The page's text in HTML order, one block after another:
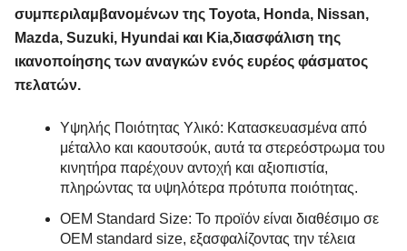
συμπεριλαμβανομένων της Toyota, Honda, Nissan,
Mazda, Suzuki, Hyundai και Kia,διασφάλιση της
ικανοποίησης των αναγκών ενός ευρέος φάσματος
πελατών.
Υψηλής Ποιότητας Υλικό: Κατασκευασμένα από
μέταλλο και καουτσούκ, αυτά τα στερεόστρωμα του
κινητήρα παρέχουν αντοχή και αξιοπιστία,
πληρώντας τα υψηλότερα πρότυπα ποιότητας.
OEM Standard Size: Το προϊόν είναι διαθέσιμο σε
OEM standard size, εξασφαλίζοντας την τέλεια